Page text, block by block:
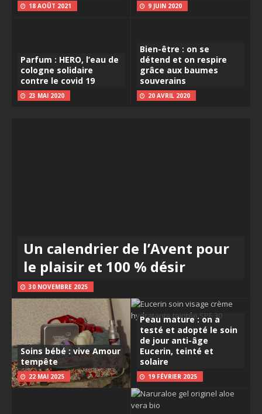
18 AOÛT 2021 9 JUIN 2020
Parfum : HERO, l’eau de
cologne solidaire
contre le covid 19
23 MAI 2020
Bien-être : on se
détend et on respire
grâce aux baumes
souverains
20 AVRIL 2020
Un calendrier de l’Avent pour
le plaisir et 100 % désir
30 NOVEMBRE 2025
Soins bébé : vive Amour
tempête
22 MAI 2025
Peau mature : on a
testé et adopté le soin
de jour anti-âge
Eucerin, teinté et
solaire
19 FÉVRIER 2025